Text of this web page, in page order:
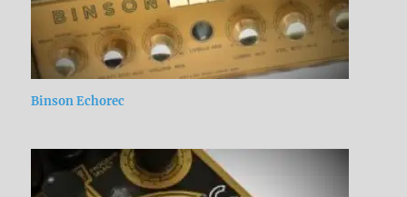
Binson Echorec